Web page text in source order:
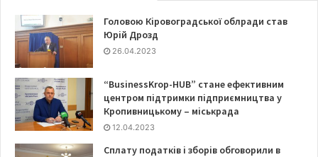
Головою Кіровоградської облради став
Юрій Дрозд
26.04.2023
“BusinessKrop-HUB” стане ефективним
центром підтримки підприємництва у
Кропивницькому – міськрада
12.04.2023
Сплату податків і зборів обговорили в